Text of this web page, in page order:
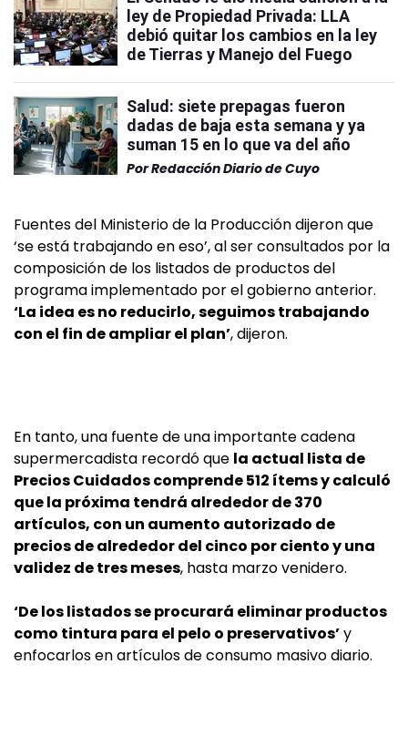
ley de Propiedad Privada: LLA
debió quitar los cambios en la ley
de Tierras y Manejo del Fuego
Salud: siete prepagas fueron
dadas de baja esta semana y ya
suman 15 en lo que va del año
PorRedacción Diario de Cuyo
Fuentes del Ministerio de la Producción dijeron que
‘se está trabajando en eso’, al ser consultados por la
composición de los listados de productos del
programa implementado por el gobierno anterior.
‘La idea es no reducirlo, seguimos trabajando
con el fin de ampliar el plan’, dijeron.
En tanto, una fuente de una importante cadena
supermercadista recordó que la actual lista de
Precios Cuidados comprende 512 ítems y calculó
que la próxima tendrá alrededor de 370
artículos, con un aumento autorizado de
precios de alrededor del cinco por ciento y una
validez de tres meses, hasta marzo venidero.
‘De los listados se procurará eliminar productos
como tintura para el pelo o preservativos’y
enfocarlos en artículos de consumo masivo diario.